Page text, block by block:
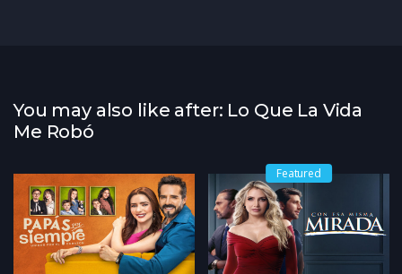
You may also like after: Lo Que La Vida
Me Robó
Featured